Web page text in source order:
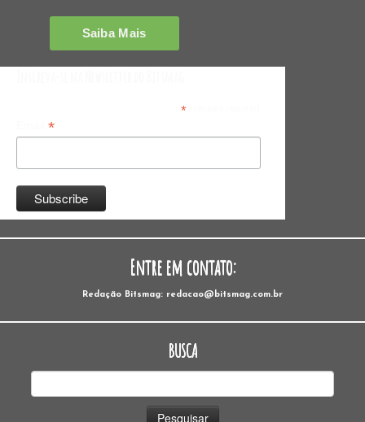
*indicates required
*
Entre em contato:
Redação Bitsmag: redacao@bitsmag.com.br
BUSCA